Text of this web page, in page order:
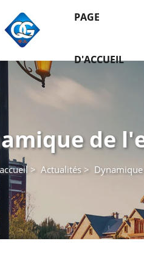
PAGE
D'ACCUEIL
de
> Actualités >